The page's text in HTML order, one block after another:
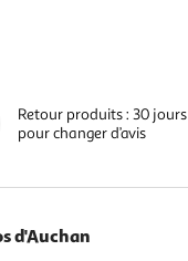
Retour produits : 30 jours
pour changer d’avis
d'Auchan